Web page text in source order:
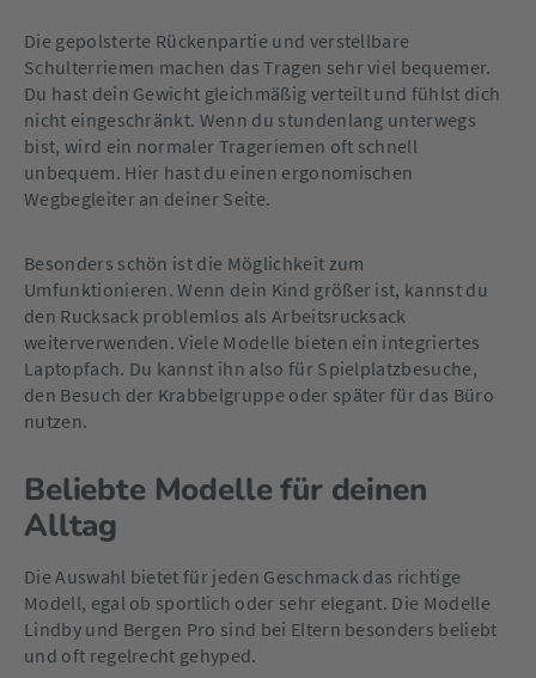
Die gepolsterte Rückenpartie und verstellbare
Schulterriemen machen das Tragen sehr viel bequemer.
Du hast dein Gewicht gleichmäßig verteilt und fühlst dich
nicht eingeschränkt. Wenn du stundenlang unterwegs
bist, wird ein normaler Trageriemen oft schnell
unbequem. Hier hast du einen ergonomischen
Wegbegleiter an deiner Seite.
Besonders schön ist die Möglichkeit zum
Umfunktionieren. Wenn dein Kind größer ist, kannst du
den Rucksack problemlos als Arbeitsrucksack
weiterverwenden. Viele Modelle bieten ein integriertes
Laptopfach. Du kannst ihn also für Spielplatzbesuche,
den Besuch der Krabbelgruppe oder später für das Büro
nutzen.
Beliebte Modelle für deinen
Alltag
Die Auswahl bietet für jeden Geschmack das richtige
Modell, egal ob sportlich oder sehr elegant. Die Modelle
Lindby und Bergen Pro sind bei Eltern besonders beliebt
und oft regelrecht gehyped.